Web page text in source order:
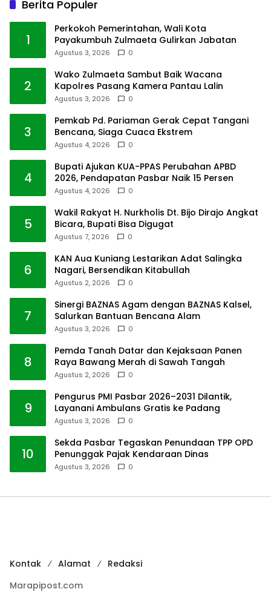
Berita Populer
1
Perkokoh Pemerintahan, Wali Kota
Payakumbuh Zulmaeta Gulirkan Jabatan
Agustus 3, 2026 0
2
Wako Zulmaeta Sambut Baik Wacana
Kapolres Pasang Kamera Pantau Lalin
Agustus 3, 2026 0
3
Pemkab Pd. Pariaman Gerak Cepat Tangani
Bencana, Siaga Cuaca Ekstrem
Agustus 4, 2026 0
4
Bupati Ajukan KUA-PPAS Perubahan APBD
2026, Pendapatan Pasbar Naik 15 Persen
Agustus 4, 2026 0
5
Wakil Rakyat H. Nurkholis Dt. Bijo Dirajo Angkat
Bicara, Bupati Bisa Digugat
Agustus 7, 2026 0
6
KAN Aua Kuniang Lestarikan Adat Salingka
Nagari, Bersendikan Kitabullah
Agustus 2, 2026 0
7
Sinergi BAZNAS Agam dengan BAZNAS Kalsel,
Salurkan Bantuan Bencana Alam
Agustus 3, 2026 0
8
Pemda Tanah Datar dan Kejaksaan Panen
Raya Bawang Merah di Sawah Tangah
Agustus 2, 2026 0
9
Pengurus PMI Pasbar 2026–2031 Dilantik,
Layanani Ambulans Gratis ke Padang
Agustus 3, 2026 0
10
Sekda Pasbar Tegaskan Penundaan TPP OPD
Penunggak Pajak Kendaraan Dinas
Agustus 3, 2026 0
Kontak Alamat
Redaksi
Marapipost.com